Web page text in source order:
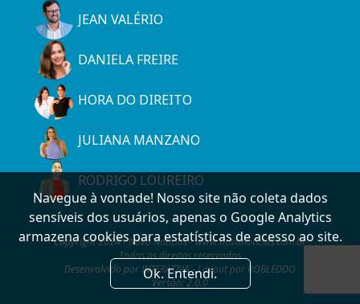
JEAN VALÉRIO
DANIELA FREIRE
HORA DO DIREITO
JULIANA MANZANO
RODRIGO LOUREIRO
Copyright 2024 - Novo Notícias - www.novonoticias.com.br
Todos os direitos reservados
Desenvolvido por INTERATIVA - Layout por ROBLEDDO
Versão: 2.0.0
Navegue à vontade! Nosso site não coleta dados
sensíveis dos usuários, apenas o Google Analytics
armazena cookies para estatísticas de acesso ao site.
Ok. Entendi.